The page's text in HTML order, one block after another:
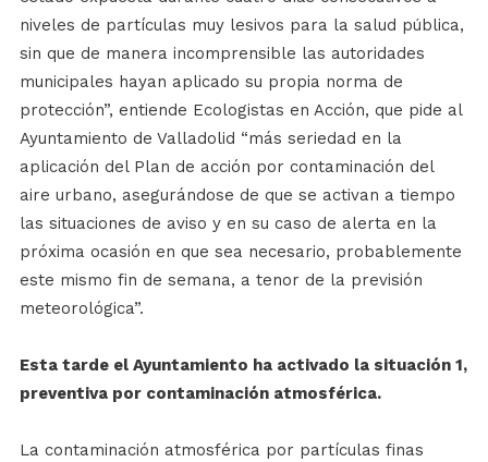
niveles de partículas muy lesivos para la salud pública,
sin que de manera incomprensible las autoridades
municipales hayan aplicado su propia norma de
protección”, entiende Ecologistas en Acción, que pide al
Ayuntamiento de Valladolid “más seriedad en la
aplicación del Plan de acción por contaminación del
aire urbano, asegurándose de que se activan a tiempo
las situaciones de aviso y en su caso de alerta en la
próxima ocasión en que sea necesario, probablemente
este mismo fin de semana, a tenor de la previsión
meteorológica”.
Esta tarde el Ayuntamiento ha activado la situación 1,
preventiva por contaminación atmosférica.
La contaminación atmosférica por partículas finas